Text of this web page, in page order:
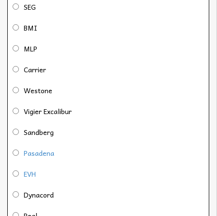
SEG
BMI
MLP
Carrier
Westone
Vigier Excalibur
Sandberg
Pasadena
EVH
Dynacord